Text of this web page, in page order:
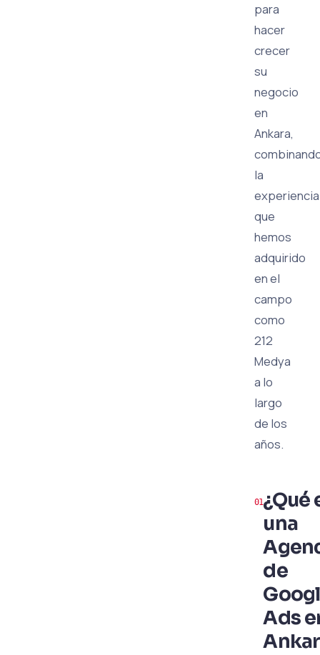
para
hacer
crecer
su
negocio
en
Ankara,
la
experiencia
que
hemos
adquirido
en el
campo
como
212
Medya
a lo
largo
de los
años.
¿Qué
una
de
Ads